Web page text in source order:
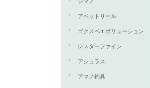
アベットリール
ゴクスペエボリューション
レスターファイン
アシュラス
アマノ釣具